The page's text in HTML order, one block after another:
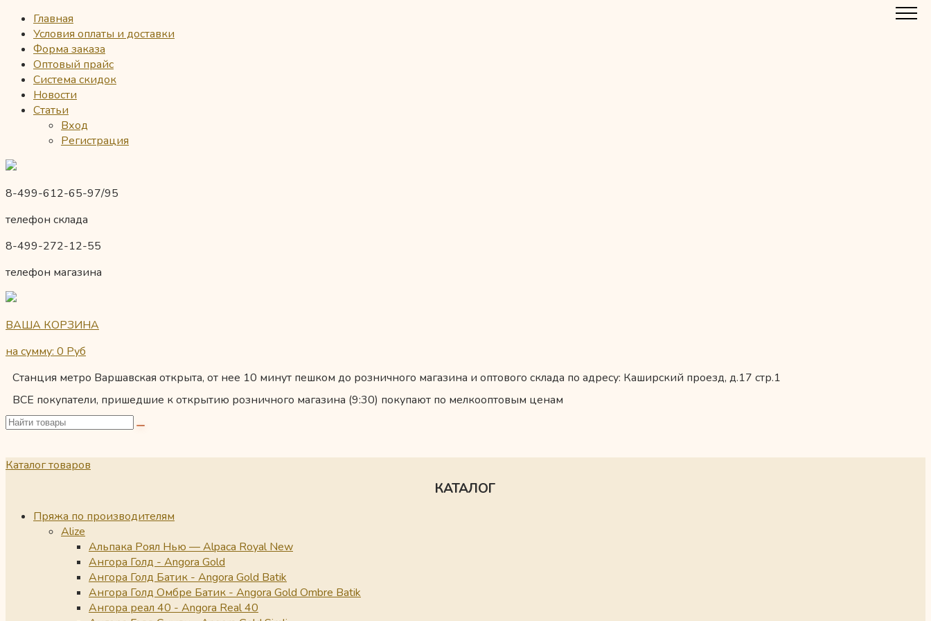
Главная
Условия оплаты и доставки
Форма заказа
Оптовый прайс
Система скидок
Новости
Статьи
Вход
Регистрация
8-499-612-65-97/95
телефон склада
8-499-272-12-55
телефон магазина
ВАША КОРЗИНА
на сумму: 0 Руб
Станция метро Варшавская открыта, от нее 10 минут пешком до розничного магазина и оптового склада по адресу: Каширский проезд, д.17 стр.1
ВСЕ покупатели, пришедшие к открытию розничного магазина (9:30) покупают по мелкооптовым ценам
Каталог товаров
КАТАЛОГ
Пряжа по производителям
Alize
Альпака Роял Нью — Alpaca Royal New
Ангора Голд - Angora Gold
Ангора Голд Батик - Angora Gold Batik
Ангора Голд Омбре Батик - Angora Gold Ombre Batik
Ангора реал 40 - Angora Real 40